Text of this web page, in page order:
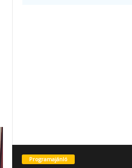
Programajánló